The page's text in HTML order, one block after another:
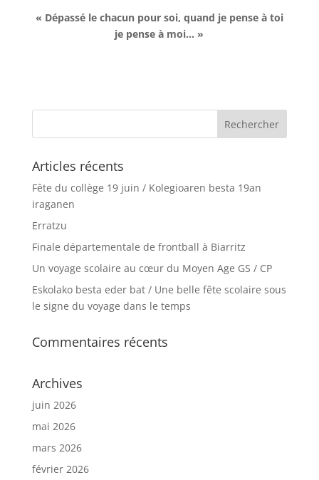
« Dépassé le chacun pour soi, quand je pense à toi
je pense à moi… »
Articles récents
Fête du collège 19 juin / Kolegioaren besta 19an
iraganen
Erratzu
Finale départementale de frontball à Biarritz
Un voyage scolaire au cœur du Moyen Age GS / CP
Eskolako besta eder bat / Une belle fête scolaire sous
le signe du voyage dans le temps
Commentaires récents
Archives
juin 2026
mai 2026
mars 2026
février 2026